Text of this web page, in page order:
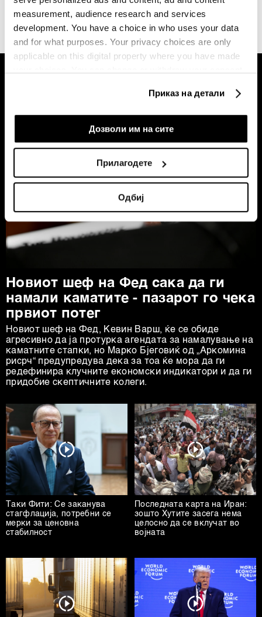
measurement, audience research and services
development. You have a choice in who uses your data
and for what purposes. Your privacy choices are only
applicable on this digital property where you have made
If you allow, we would also like to:
Collect information about your geographical
Identify your device by actively scanning it for
specific characteristics (fingerprinting)
Find out more about how your personal data is processed
and set your preferences in thedetails section.
обработуваме како и за вашите права прочитајте во
нашата Политика на приватност, а за колачињата и
други слични технологии во
колачиња. Колачињата во кој било момент можете
повторно да ги ажурирате со клик на „Прикажи ги
деталите“. Согласноста можете во кој било момент да
ја повлечете без негативни последици.
Приказ на детали
Дозволи им на сите
Прилагодете
Одбиј
Новиот шеф на Фед сака да ги
намали каматите - пазарот го чека
првиот потег
Новиот шеф на Фeд, Кевин Варш, ќе се обиде
агресивно да ја протурка агендата за намалување на
каматните стапки, но Марко Бјеговиќ од „Аркомина
рисрч“ предупредува дека за тоа ќе мора да ги
редефинира клучните економски индикатори и да ги
придобие скептичните колеги.
Таки Фити: Се заканува
стагфлација, потребни се
мерки за ценовна
стабилност
Последната карта на Иран:
зошто Хутите засега нема
целосно да се вклучат во
војната